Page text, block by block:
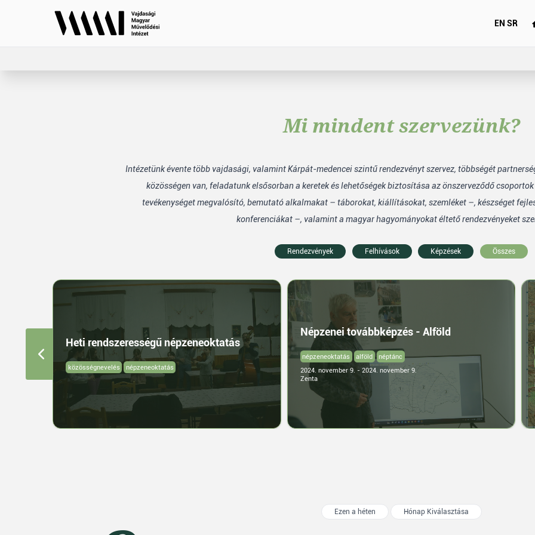
EN SR
Mi mindent szervezünk?
Intézetünk évente több vajdasági, valamint Kárpát-medencei szintű rendezvényt szervez, többségét
közösségen van, feladatunk elsősorban a keretek és lehetőségek biztosítása az önszerveződő
tevékenységet megvalósító, bemutató alkalmakat – táborokat, kiállításokat, szemléket –, készséget
konferenciákat –, valamint a magyar hagyományokat éltető rendezvényeket
Rendezvények Felhívások Képzések Összes
Heti rendszerességű népzeneoktatás
közösségnevelés népzeneoktatás
Népzenei továbbképzés - Alföld
népzeneoktatás alföld
néptánc
2024. november 9. - 2024. november 9.
Zenta
Ezen a héten